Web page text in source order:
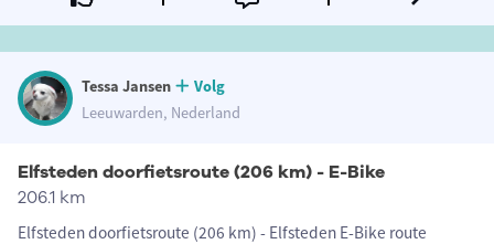
Tessa Jansen
Volg
Leeuwarden, Nederland
Elfsteden doorfietsroute (206 km) - E-Bike
206.1 km
Elfsteden doorfietsroute (206 km) - Elfsteden E-Bike route